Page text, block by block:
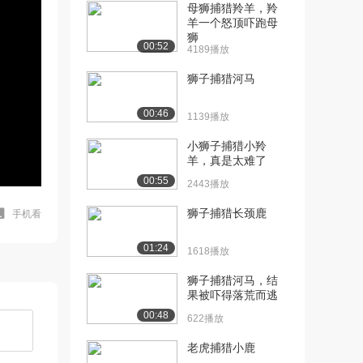
手机看
00:52
母狮捕猎羚羊，羚
羊一个怒顶吓跑母
狮
4189播放
00:46
狮子捕猎河马
1139播放
00:55
小狮子捕猎小羚
羊，真是太难了
2443播放
01:24
狮子捕猎长颈鹿
1618播放
00:48
狮子捕猎河马，结
果被吓得落荒而逃
622播放
老虎捕猎小鹿